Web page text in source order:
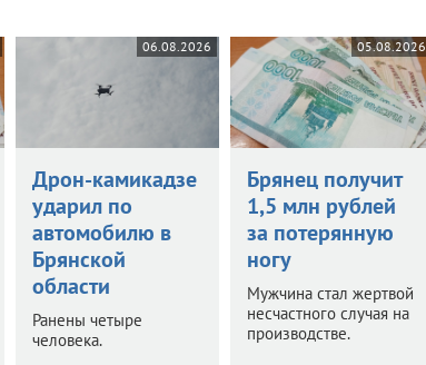
06.08.2026
Дрон-камикадзе
ударил по
автомобилю в
Брянской
области
Ранены четыре
человека.
05.08.2026
Брянец получит
1,5 млн рублей
за потерянную
ногу
Мужчина стал жертвой
несчастного случая на
производстве.